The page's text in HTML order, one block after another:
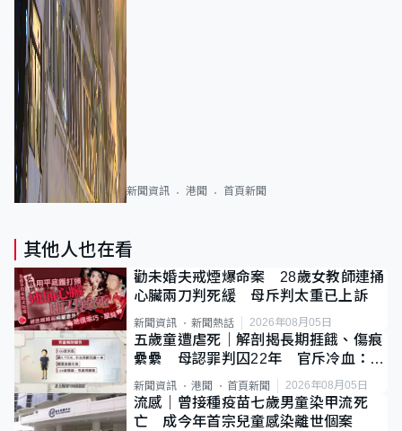
新聞資訊 港聞 首頁新聞
其他人也在看
勸未婚夫戒煙爆命案 28歲女教師連捅
心臟兩刀判死緩 母斥判太重已上訴
新聞資訊 新聞熱話 2026年08月05日
五歲童遭虐死｜解剖揭長期捱餓、傷痕
纍纍 母認罪判囚22年 官斥冷血：同
類案最惡劣
新聞資訊 港聞 首頁新聞 2026年08月05日
流感｜曾接種疫苗七歲男童染甲流死
亡 成今年首宗兒童感染離世個案